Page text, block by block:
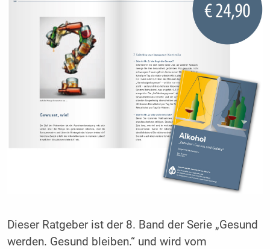
Dieser Ratgeber ist der 8. Band der Serie „Gesund
werden. Gesund bleiben.“ und wird vom